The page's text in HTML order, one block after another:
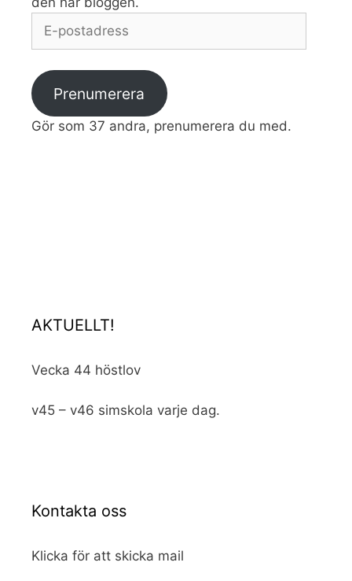
postadress
Prenumerera
Gör som 37 andra, prenumerera du med.
AKTUELLT!
Vecka 44 höstlov
v45 – v46 simskola varje dag.
Kontakta oss
Klicka för att skicka mail